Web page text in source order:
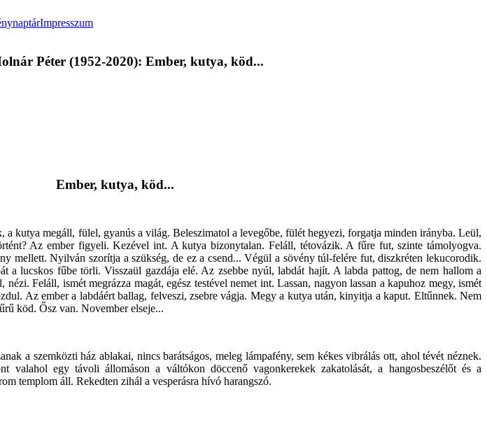
Impresszum
Péter (1952-2020): Ember, kutya, köd...
Ember, kutya, köd...
kutya megáll, fülel, gyanús a világ. Beleszimatol a levegőbe, fülét hegyezi, forgatja minden irányba. Leül,
Az ember figyeli. Kezével int. A kutya bizonytalan. Feláll, tétovázik. A fűre fut, szinte támolyogva.
mellett. Nyilván szorítja a szükség, de ez a csend... Végül a sövény túl-felére fut, diszkréten lekucorodik.
a lucskos fűbe törli. Visszaül gazdája elé. Az zsebbe nyúl, labdát hajít. A labda pattog, de nem hallom a
Feláll, ismét megrázza magát, egész testével nemet int. Lassan, nagyon lassan a kapuhoz megy, ismét
Az ember a labdáért ballag, felveszi, zsebre vágja. Megy a kutya után, kinyitja a kaput. Eltűnnek. Nem
köd. Ősz van. November elseje...
a szemközti ház ablakai, nincs barátságos, meleg lámpafény, sem kékes vibrálás ott, ahol tévét néznek.
valahol egy távoli állomáson a váltókon döccenő vagonkerekek zakatolását, a hangosbeszélőt és a
templom áll. Rekedten zihál a vesperásra hívó harangszó.